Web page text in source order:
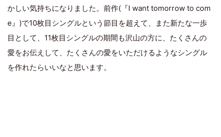
かしい気持ちになりました。前作(『I want tomorrow to com
e』)で10枚目シングルという節目を超えて、また新たな一歩
目として、11枚目シングルの期間も沢山の方に、たくさんの
愛をお伝えして、たくさんの愛をいただけるようなシングル
を作れたらいいなと思います。